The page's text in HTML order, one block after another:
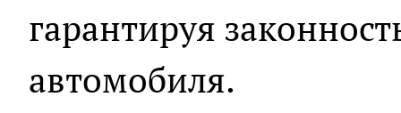
гарантируя
автомобиля.